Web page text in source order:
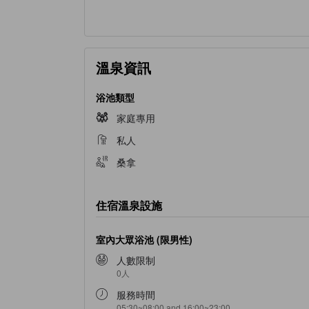
溫泉資訊
浴池類型
家庭專用
私人
桑拿
住宿溫泉設施
室內大眾浴池 (限男性)
人數限制
0人
服務時間